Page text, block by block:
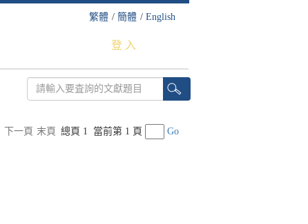
繁體 / 簡體 / English
登 入
下一頁 末頁 總頁 1 當前第 1 頁 Go